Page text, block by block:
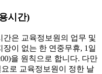
시간)
간은 교육정보원의 업무 및
장이 없는 한 연중무휴, 1일
을 원칙으로 합니다. 다만
로 교육정보원이 정한 날